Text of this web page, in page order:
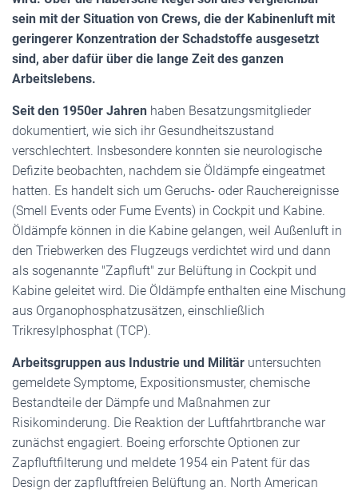
sein mit der Situation von Crews, die der Kabinenluft mit
geringerer Konzentration der Schadstoffe ausgesetzt
sind, aber dafür über die lange Zeit des ganzen
Arbeitslebens.
Seit den 1950er Jahren haben Besatzungsmitglieder
dokumentiert, wie sich ihr Gesundheitszustand
verschlechtert. Insbesondere konnten sie neurologische
Defizite beobachten, nachdem sie Öldämpfe eingeatmet
hatten. Es handelt sich um Geruchs- oder Rauchereignisse
(Smell Events oder Fume Events) in Cockpit und Kabine.
Öldämpfe können in die Kabine gelangen, weil Außenluft in
den Triebwerken des Flugzeugs verdichtet wird und dann
als sogenannte "Zapfluft" zur Belüftung in Cockpit und
Kabine geleitet wird. Die Öldämpfe enthalten eine Mischung
aus Organophosphatzusätzen, einschließlich
Trikresylphosphat (TCP).
Arbeitsgruppen aus Industrie und Militär untersuchten
gemeldete Symptome, Expositionsmuster, chemische
Bestandteile der Dämpfe und Maßnahmen zur
Risikominderung. Die Reaktion der Luftfahrtbranche war
zunächst engagiert. Boeing erforschte Optionen zur
Zapfluftfilterung und meldete 1954 ein Patent für das
Design der zapfluftfreien Belüftung an. North American